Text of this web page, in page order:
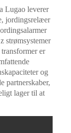
Lugao leverer
jordingsrelæer
strømsystemer
er
og
partnerskaber,
lager til at